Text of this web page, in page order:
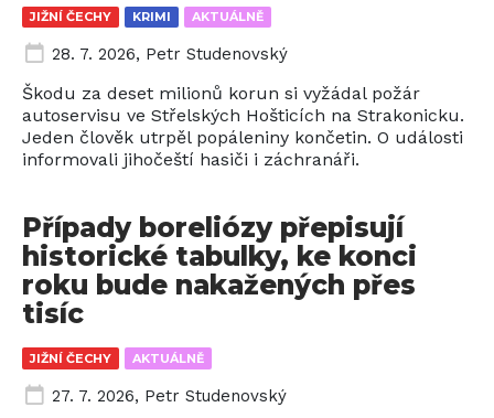
JIŽNÍ ČECHY KRIMI AKTUÁLNĚ
28. 7. 2026, Petr Studenovský
Škodu za deset milionů korun si vyžádal požár
autoservisu ve Střelských Hošticích na Strakonicku.
Jeden člověk utrpěl popáleniny končetin. O události
informovali jihočeští hasiči i záchranáři.
JIŽNÍ ČECHY AKTUÁLNĚ
Případy boreliózy přepisují
historické tabulky, ke konci
roku bude nakažených přes
tisíc
27. 7. 2026, Petr Studenovský